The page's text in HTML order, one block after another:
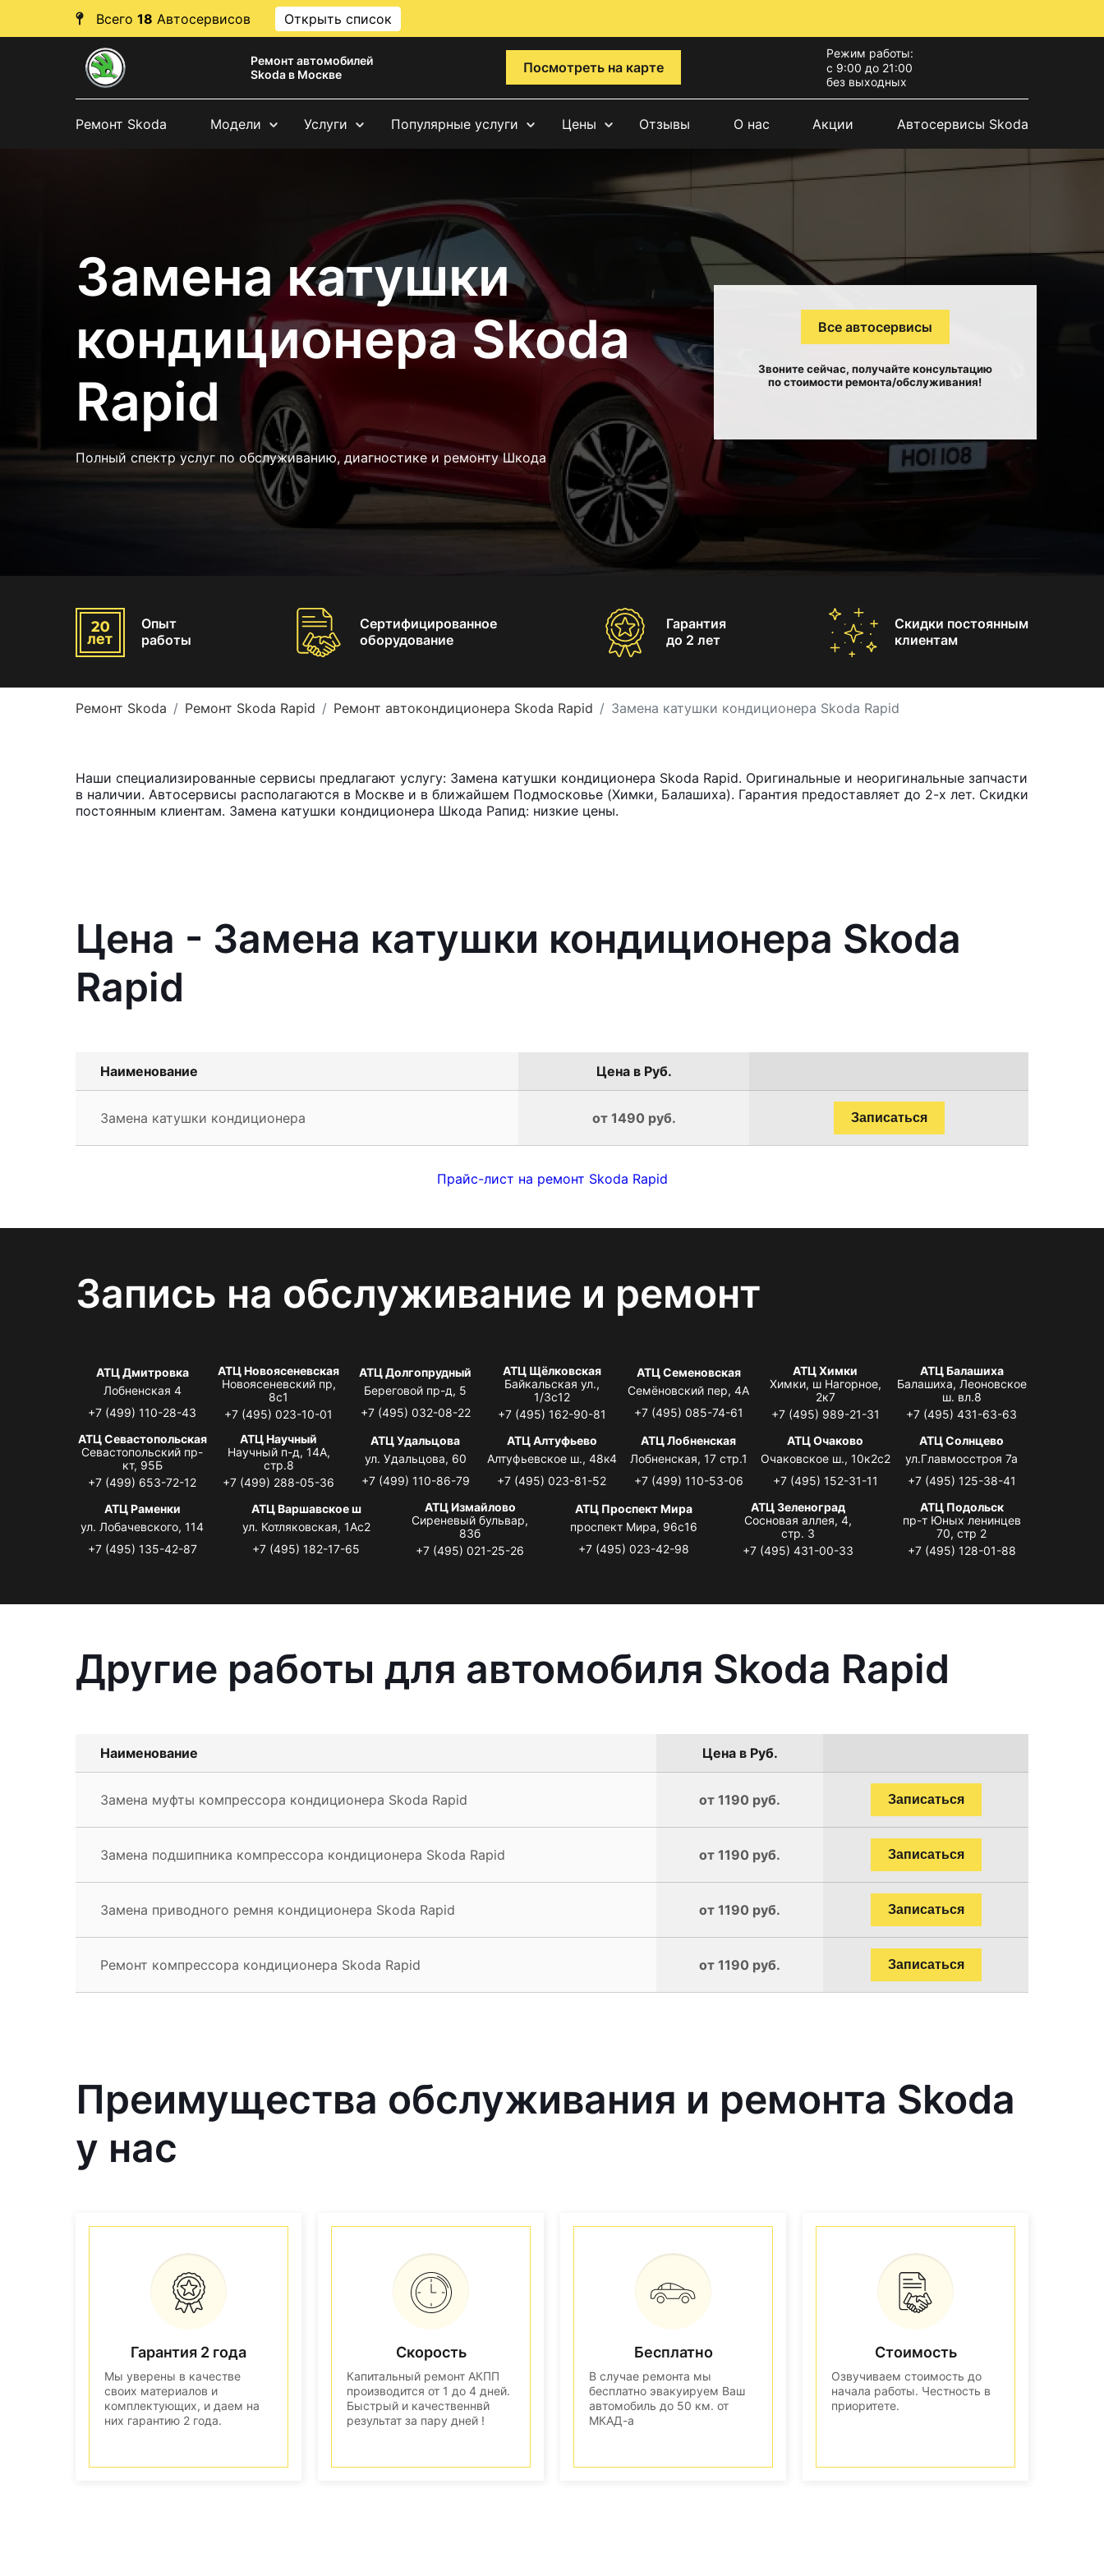
Всего 18 Автосервисов Открыть список
Ремонт автомобилей
Skoda в Москве
Посмотреть на карте
Режим работы:
с 9:00 до 21:00
без выходных
Ремонт Skoda Модели Услуги Популярные услуги Цены Отзывы О нас Акции Автосервисы Skoda
Замена катушки
кондиционера Skoda
Rapid
Полный спектр услуг по обслуживанию, диагностике и ремонту Шкода
Все автосервисы
Звоните сейчас, получайте консультацию
по стоимости ремонта/обслуживания!
Опыт
работы
Сертифицированное
оборудование
Гарантия
до 2 лет
Скидки постоянным
клиентам
Ремонт Skoda Ремонт Skoda Rapid Ремонт автокондиционера Skoda Rapid Замена катушки кондиционера Skoda Rapid
Наши специализированные сервисы предлагают услугу: Замена катушки кондиционера Skoda Rapid. Оригинальные и неоригинальные запчасти
в наличии. Автосервисы располагаются в Москве и в ближайшем Подмосковье (Химки, Балашиха). Гарантия предоставляет до 2-х лет. Скидки
постоянным клиентам. Замена катушки кондиционера Шкода Рапид: низкие цены.
Цена - Замена катушки кондиционера Skoda
Rapid
Наименование Цена в Руб.
Замена катушки кондиционера от 1490 руб. Записаться
Прайс-лист на ремонт Skoda Rapid
Запись на обслуживание и ремонт
АТЦ Дмитровка
Лобненская 4
+7 (499) 110-28-43
АТЦ Новоясеневская
Новоясеневский пр,
8с1
+7 (495) 023-10-01
АТЦ Долгопрудный
Береговой пр-д, 5
+7 (495) 032-08-22
АТЦ Щёлковская
Байкальская ул.,
1/3с12
+7 (495) 162-90-81
АТЦ Семеновская
Семёновский пер, 4А
+7 (495) 085-74-61
АТЦ Химки
Химки, ш Нагорное,
2к7
+7 (495) 989-21-31
АТЦ Балашиха
Балашиха, Леоновское
ш. вл.8
+7 (495) 431-63-63
АТЦ Севастопольская
Севастопольский пр-
кт, 95Б
+7 (499) 653-72-12
АТЦ Научный
Научный п-д, 14А,
стр.8
+7 (499) 288-05-36
АТЦ Удальцова
ул. Удальцова, 60
+7 (499) 110-86-79
АТЦ Алтуфьево
Алтуфьевское ш., 48к4
+7 (495) 023-81-52
АТЦ Лобненская
Лобненская, 17 стр.1
+7 (499) 110-53-06
АТЦ Очаково
Очаковское ш., 10к2с2
+7 (495) 152-31-11
АТЦ Солнцево
ул.Главмосстроя 7а
+7 (495) 125-38-41
АТЦ Раменки
ул. Лобачевского, 114
+7 (495) 135-42-87
АТЦ Варшавское ш
ул. Котляковская, 1Ас2
+7 (495) 182-17-65
АТЦ Измайлово
Сиреневый бульвар,
83б
+7 (495) 021-25-26
АТЦ Проспект Мира
проспект Мира, 96с16
+7 (495) 023-42-98
АТЦ Зеленоград
Сосновая аллея, 4,
стр. 3
+7 (495) 431-00-33
АТЦ Подольск
пр-т Юных ленинцев
70, стр 2
+7 (495) 128-01-88
Другие работы для автомобиля Skoda Rapid
Наименование Цена в Руб.
Замена муфты компрессора кондиционера Skoda Rapid от 1190 руб. Записаться
Замена подшипника компрессора кондиционера Skoda Rapid от 1190 руб. Записаться
Замена приводного ремня кондиционера Skoda Rapid от 1190 руб. Записаться
Ремонт компрессора кондиционера Skoda Rapid от 1190 руб. Записаться
Преимущества обслуживания и ремонта Skoda
у нас
Гарантия 2 года
Мы уверены в качестве
своих материалов и
комплектующих, и даем на
них гарантию 2 года.
Скорость
Капитальный ремонт АКПП
производится от 1 до 4 дней.
Быстрый и качественнвй
результат за пару дней !
Бесплатно
В случае ремонта мы
бесплатно эвакуируем Ваш
автомобиль до 50 км. от
МКАД-а
Стоимость
Озвучиваем стоимость до
начала работы. Честность в
приоритете.